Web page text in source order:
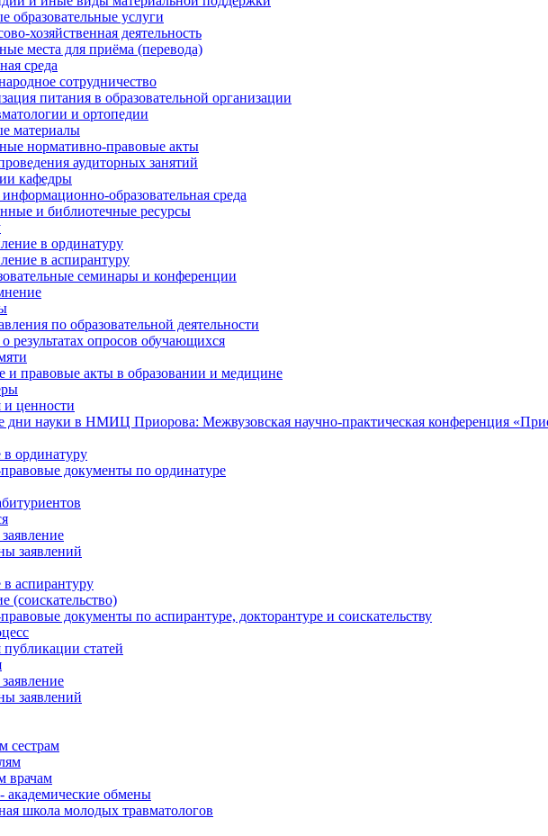
образовательные услуги
хозяйственная деятельность
места для приёма (перевода)
среда
сотрудничество
питания в образовательной организации
и ортопедии
материалы
нормативно-правовые акты
аудиторных занятий
кафедры
образовательная среда
и библиотечные ресурсы
в ординатуру
в аспирантуру
семинары и конференции
по образовательной деятельности
результатах опросов обучающихся
и правовые акты в образовании и медицине
ценности
дни науки в НМИЦ Приорова: Межвузовская научно-практическая конференция
ординатуру
документы по ординатуре
заявлений
аспирантуру
(соискательство)
документы по аспирантуре, докторантуре и соискательству
статей
заявлений
сестрам
врачам
академические обмены
школа молодых травматологов